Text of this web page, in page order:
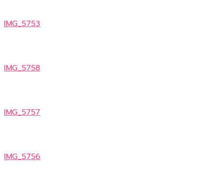
IMG_5753
IMG_5758
IMG_5757
IMG_5756